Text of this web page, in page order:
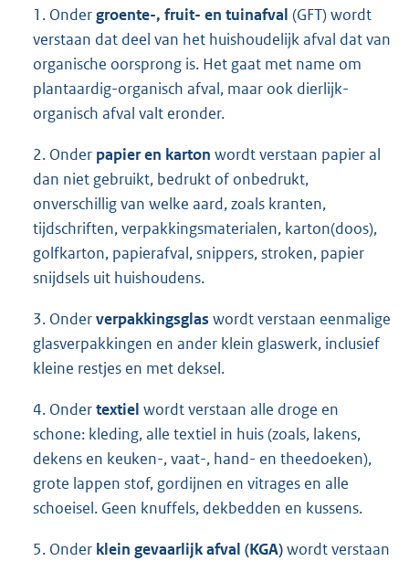
1. Ondergroente-, fruit- en tuinafval (GFT) wordt
verstaan dat deel van het huishoudelijk afval dat van
organische oorsprong is. Het gaat met name om
plantaardig-organisch afval, maar ook dierlijk-
organisch afval valt eronder.
2. Onder papier en karton wordt verstaan papier al
dan niet gebruikt, bedrukt of onbedrukt,
onverschillig van welke aard, zoals kranten,
tijdschriften, verpakkingsmaterialen, karton(doos),
golfkarton, papierafval, snippers, stroken, papier
snijdsels uit huishoudens.
3. Onderverpakkingsglas wordt verstaan eenmalige
glasverpakkingen en ander klein glaswerk, inclusief
kleine restjes en met deksel.
4. Ondertextiel wordt verstaan alle droge en
schone: kleding, alle textiel in huis (zoals, lakens,
dekens en keuken-, vaat-, hand- en theedoeken),
grote lappen stof, gordijnen en vitrages en alle
schoeisel. Geen knuffels, dekbedden en kussens.
5. Onder klein gevaarlijk afval (KGA)wordt verstaan